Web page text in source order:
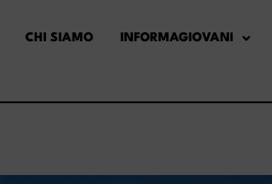
CHI SIAMO INFORMAGIOVANI